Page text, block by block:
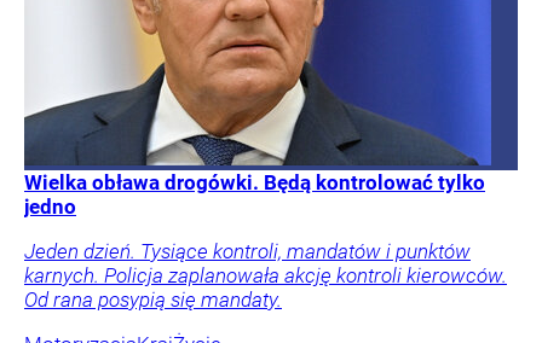
Wielka obława drogówki. Będą kontrolować tylko
jedno
Jeden dzień. Tysiące kontroli, mandatów i punktów
karnych. Policja zaplanowała akcję kontroli kierowców.
Od rana posypią się mandaty.